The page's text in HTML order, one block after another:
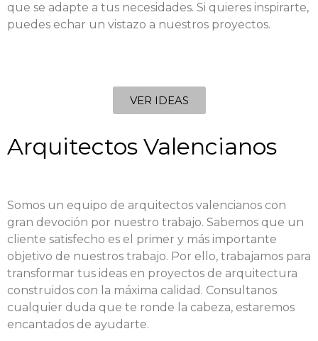
que se adapte a tus necesidades. Si quieres inspirarte,
puedes echar un vistazo a nuestros proyectos.
VER IDEAS
Arquitectos Valencianos
Somos un equipo de arquitectos valencianos con
gran devoción por nuestro trabajo. Sabemos que un
cliente satisfecho es el primer y más importante
objetivo de nuestros trabajo. Por ello, trabajamos para
transformar tus ideas en proyectos de arquitectura
construidos con la máxima calidad. Consultanos
cualquier duda que te ronde la cabeza, estaremos
encantados de ayudarte.